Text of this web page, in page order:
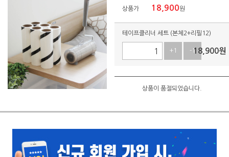
상품가 18,900원
테이프클리너 세트 (본체2+리필12)
+1 -118,900원
상품이 품절되었습니다.